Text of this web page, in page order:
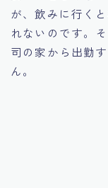
が、飲みに行く
れないのです。
司の家から出勤
ん。